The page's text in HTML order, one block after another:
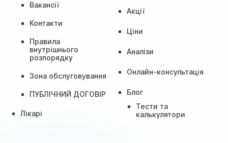
Вакансії
Контакти
Правила
внутрішнього
розпорядку
Зона обслуговування
ПУБЛІЧНИЙ ДОГОВІР
Лікарі
Акції
Ціни
Аналізи
Онлайн-консультація
Блог
Тести та
калькулятори